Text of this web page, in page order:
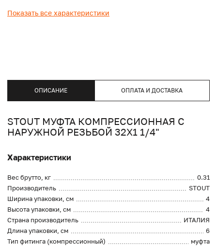
Показать все характеристики
ОПИСАНИЕ ОПЛАТА И ДОСТАВКА
STOUT МУФТА КОМПРЕССИОННАЯ С
НАРУЖНОЙ РЕЗЬБОЙ 32Х1 1/4"
Характеристики
Вес брутто, кг
0.31
Производитель
STOUT
Ширина упаковки, см
4
Высота упаковки, см
4
Страна производитель
ИТАЛИЯ
Длина упаковки, см
6
Тип фитинга (компрессионный)
муфта